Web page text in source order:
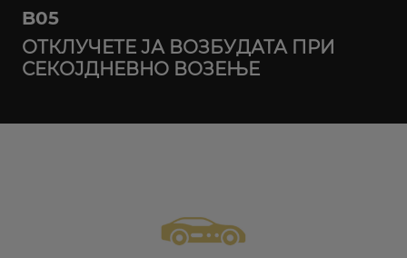
B05
ОТКЛУЧЕТЕ ЈА ВОЗБУДАТА ПРИ
СЕКОЈДНЕВНО ВОЗЕЊЕ